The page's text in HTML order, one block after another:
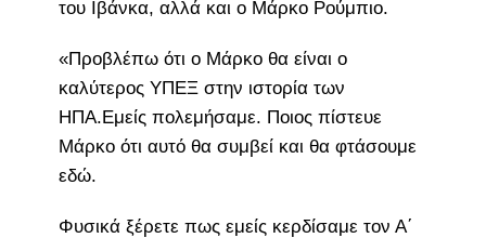
του Ιβάνκα, αλλά και ο Μάρκο Ρούμπιο.
«Προβλέπω ότι ο Μάρκο θα είναι ο
καλύτερος ΥΠΕΞ στην ιστορία των
ΗΠΑ.Εμείς πολεμήσαμε. Ποιος πίστευε
Μάρκο ότι αυτό θα συμβεί και θα φτάσουμε
εδώ.
Φυσικά ξέρετε πως εμείς κερδίσαμε τον Α΄